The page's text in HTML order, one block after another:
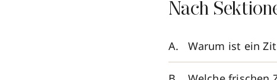
Nach
Warum ist ein